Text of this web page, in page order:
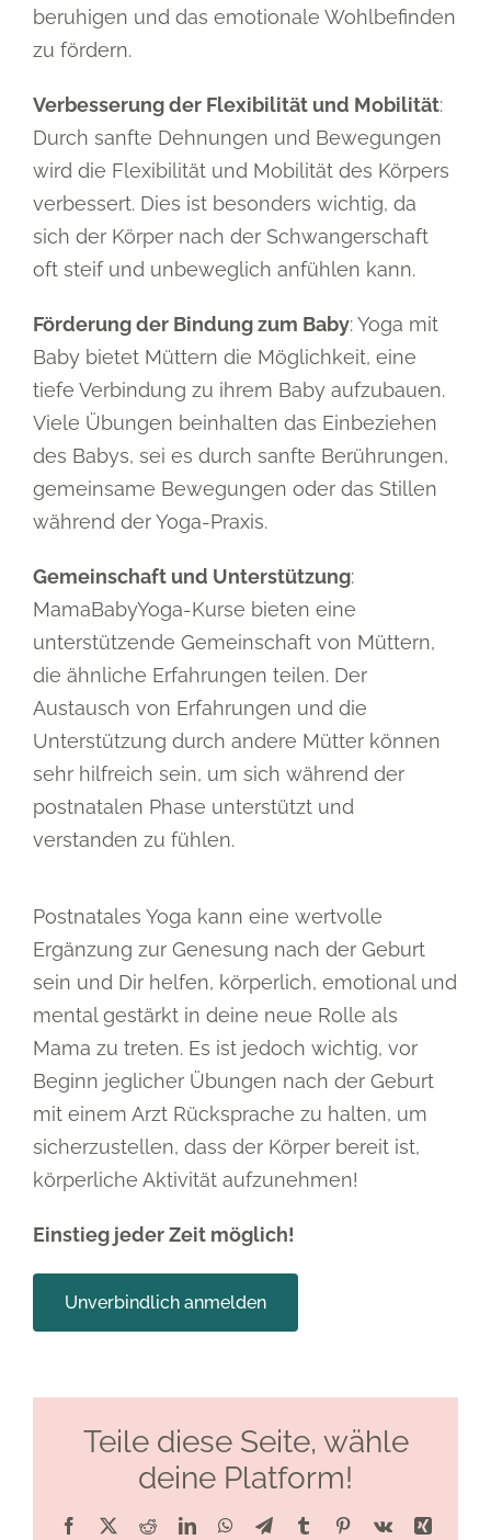
beruhigen und das emotionale Wohlbefinden
zu fördern.
Verbesserung der Flexibilität und Mobilität:
Durch sanfte Dehnungen und Bewegungen
wird die Flexibilität und Mobilität des Körpers
verbessert. Dies ist besonders wichtig, da
sich der Körper nach der Schwangerschaft
oft steif und unbeweglich anfühlen kann.
Förderung der Bindung zum Baby: Yoga mit
Baby bietet Müttern die Möglichkeit, eine
tiefe Verbindung zu ihrem Baby aufzubauen.
Viele Übungen beinhalten das Einbeziehen
des Babys, sei es durch sanfte Berührungen,
gemeinsame Bewegungen oder das Stillen
während der Yoga-Praxis.
Gemeinschaft und Unterstützung:
MamaBabyYoga-Kurse bieten eine
unterstützende Gemeinschaft von Müttern,
die ähnliche Erfahrungen teilen. Der
Austausch von Erfahrungen und die
Unterstützung durch andere Mütter können
sehr hilfreich sein, um sich während der
postnatalen Phase unterstützt und
verstanden zu fühlen.
Postnatales Yoga kann eine wertvolle
Ergänzung zur Genesung nach der Geburt
sein und Dir helfen, körperlich, emotional und
mental gestärkt in deine neue Rolle als
Mama zu treten. Es ist jedoch wichtig, vor
Beginn jeglicher Übungen nach der Geburt
mit einem Arzt Rücksprache zu halten, um
sicherzustellen, dass der Körper bereit ist,
körperliche Aktivität aufzunehmen!
Einstieg jeder Zeit möglich!
Unverbindlich anmelden
Teile diese Seite, wähle
deine Platform!
Facebook
X RedditLinkedInWhatsApp
TelegramTumblrPinterest
Vk Xing